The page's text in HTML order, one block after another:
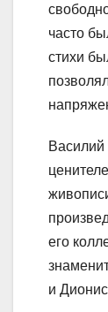
часто
стихи
его
и